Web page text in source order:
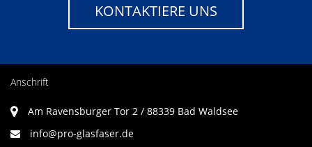
KONTAKTIERE UNS
Anschrift
Am Ravensburger Tor 2 / 88339 Bad Waldsee
info@pro-glasfaser.de